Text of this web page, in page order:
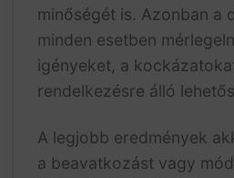
minőségét is. Azonban a
minden esetben
igényeket, a
rendelkezésre álló
A legjobb eredmények
a beavatkozást vagy